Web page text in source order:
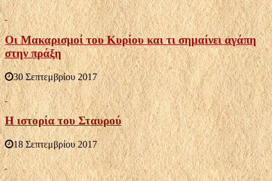
Οι Μακαρισμοί του Κυρίου και τι σημαίνει αγάπη
στην πράξη
30 Σεπτεμβρίου 2017
Η ιστορία του Σταυρού
18 Σεπτεμβρίου 2017